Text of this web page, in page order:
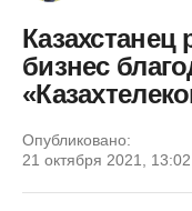
бизнес
Опубликовано:
21 октября 2021, 13:02